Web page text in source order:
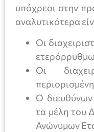
υπόχρεοι στην
αναλυτικότερα
Οι
Οι
Ο
τα μέλη του
Ανώνυμων